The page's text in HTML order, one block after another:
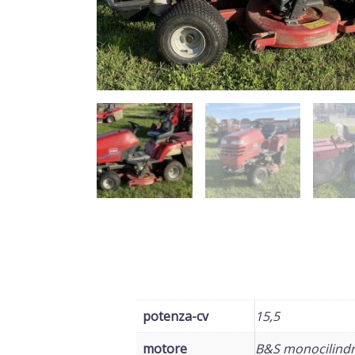
potenza-cv
15,5
motore
B&S